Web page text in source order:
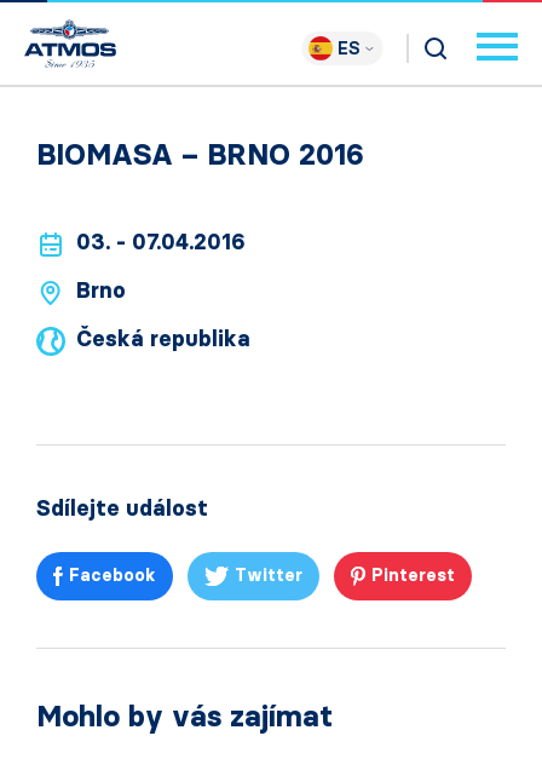
ES
BIOMASA – BRNO 2016
03. - 07.04.2016
Brno
Česká republika
Sdílejte událost
Facebook Twitter Pinterest
Mohlo by vás zajímat